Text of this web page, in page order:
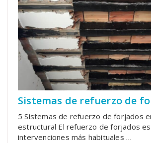
Sistemas de refuerzo de
5 Sistemas de refuerzo de forjados
estructural El refuerzo de forjados
intervenciones más habituales …